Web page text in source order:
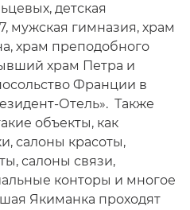
детская
мужская гимназия, храм
храм преподобного
храм Петра и
Франции в
Отель». Также
объекты, как
салоны красоты,
салоны связи,
конторы и многое
Якиманка проходят